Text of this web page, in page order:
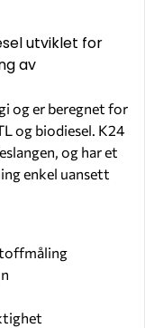
utviklet for
av
og er beregnet for
og biodiesel. K24
og har et
enkel uansett